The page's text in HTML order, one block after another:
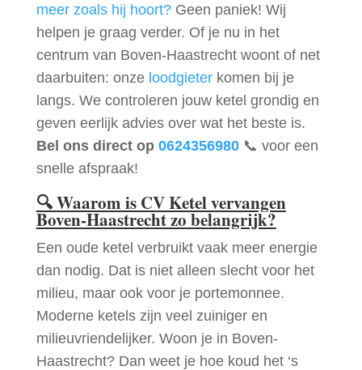
meer zoals hij hoort?Geen paniek! Wij
helpen je graag verder. Of je nu in het
centrum van Boven-Haastrecht woont of net
daarbuiten: onze loodgieterkomen bij je
langs. We controleren jouw ketel grondig en
geven eerlijk advies over wat het beste is.
Bel ons direct op 0624356980📞 voor een
snelle afspraak!
🔍Waarom is CV Ketel vervangen
Boven-Haastrecht zo belangrijk?
Een oude ketel verbruikt vaak meer energie
dan nodig. Dat is niet alleen slecht voor het
milieu, maar ook voor je portemonnee.
Moderne ketels zijn veel zuiniger en
milieuvriendelijker. Woon je in Boven-
Haastrecht? Dan weet je hoe koud het ‘s